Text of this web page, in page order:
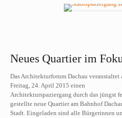
Neues Quartier im
Das Architekturforum Dachau veranstaltet
Freitag, 24. April 2015 einen
Architekturspaziergang durch das jüngst
gestellte neue Quartier am Bahnhof
Stadt. Eingeladen sind alle Bürgerinnen